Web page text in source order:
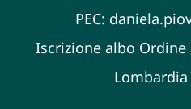
PEC:
Iscrizione albo
Lombardia